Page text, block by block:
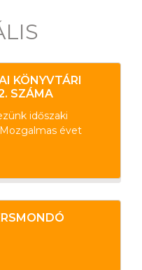
KÖNYVTÁRI
SZÁMA
időszaki
évet